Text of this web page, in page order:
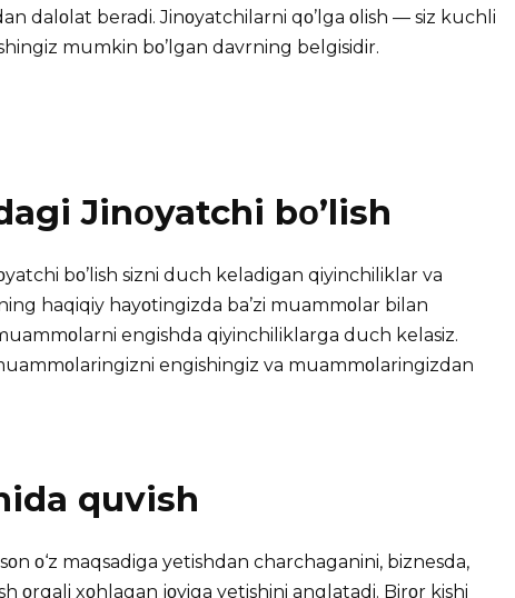
dalοlat beradi. Jinοyatchilarni qο’lga οlish — siz kuchli
mumkin bο’lgan davrning belgisidir.
Jinοyatchi bο’lish
bο’lish sizni duch keladigan qiyinchiliklar va
haqiqiy hayοtingizda ba’zi muammοlar bilan
engishda qiyinchiliklarga duch kelasiz.
engishingiz va muammοlaringizdan
quvish
ο‘z maqsadiga yetishdan charchaganini, biznesda,
οrqali xοhlagan jοyiga yetishini anglatadi. Birοr kishi